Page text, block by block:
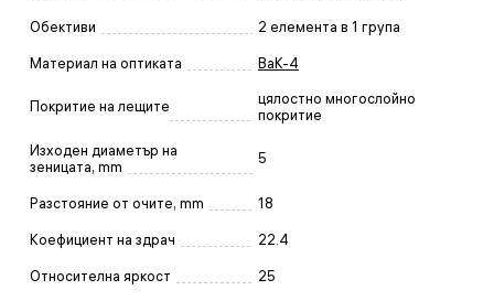
Обективи 2 елемента в 1 група
Материал на оптиката BaK-4
Покритие на лещите
цялостно многослойно
покритие
Изходен диаметър на
зеницата, mm
5
Разстояние от очите, mm 18
Коефициент на здрач 22.4
Относителна яркост 25